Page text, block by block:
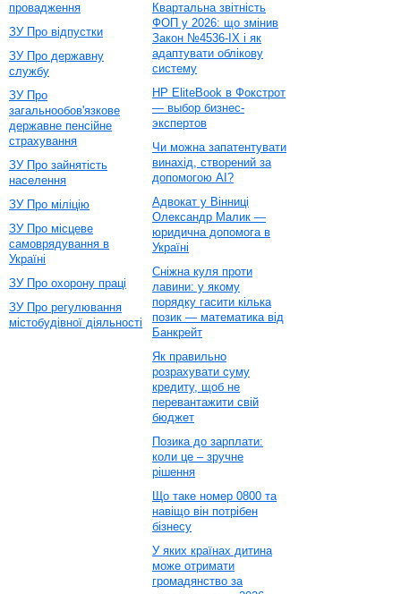
провадження
ЗУ Про відпустки
ЗУ Про державну
службу
ЗУ Про
загальнообов'язкове
державне пенсійне
страхування
ЗУ Про зайнятість
населення
ЗУ Про міліцію
ЗУ Про місцеве
самоврядування в
Україні
ЗУ Про охорону праці
ЗУ Про регулювання
містобудівної діяльності
Квартальна звітність
ФОП у 2026: що змінив
Закон №4536-IX і як
адаптувати облікову
систему
HP EliteBook в Фокстрот
— выбор бизнес-
экспертов
Чи можна запатентувати
винахід, створений за
допомогою AI?
Адвокат у Вінниці
Олександр Малик —
юридична допомога в
Україні
Сніжна куля проти
лавини: у якому
порядку гасити кілька
позик — математика від
Банкрейт
Як правильно
розрахувати суму
кредиту, щоб не
перевантажити свій
бюджет
Позика до зарплати:
коли це – зручне
рішення
Що таке номер 0800 та
навіщо він потрібен
бізнесу
У яких країнах дитина
може отримати
громадянство за